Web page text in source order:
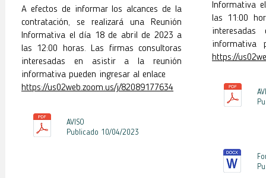
A efectos de informar los alcances de la
contratación, se realizará una Reunión
Informativa el día 18 de abril de 2023 a
las 12:00 horas. Las firmas consultoras
interesadas en asistir a la reunión
informativa pueden ingresar al enlace
https://us02web.zoom.us/j/82089177634
AVISO
Publicado 10/04/2023
Informativa
las 11:00
informativa
https://